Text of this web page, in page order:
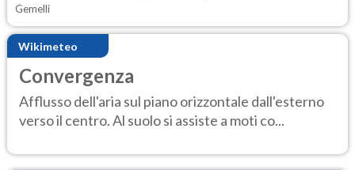
Gemelli
Wikimeteo
Convergenza
Afflusso dell'aria sul piano orizzontale dall'esterno
verso il centro. Al suolo si assiste a moti co...